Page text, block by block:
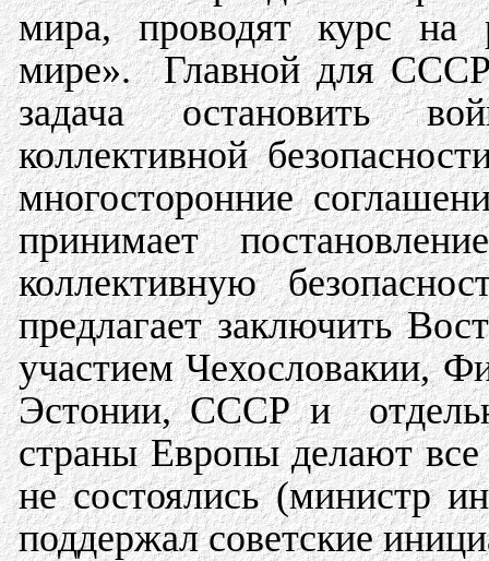
мира, проводят курс на
мире». Главной для СССР
задача остановить
коллективной
многосторонние
принимает
коллективную
предлагает заключить
участием Чехословакии,
Эстонии, СССР и
страны Европы делают
не состоялись (министр
поддержал советские